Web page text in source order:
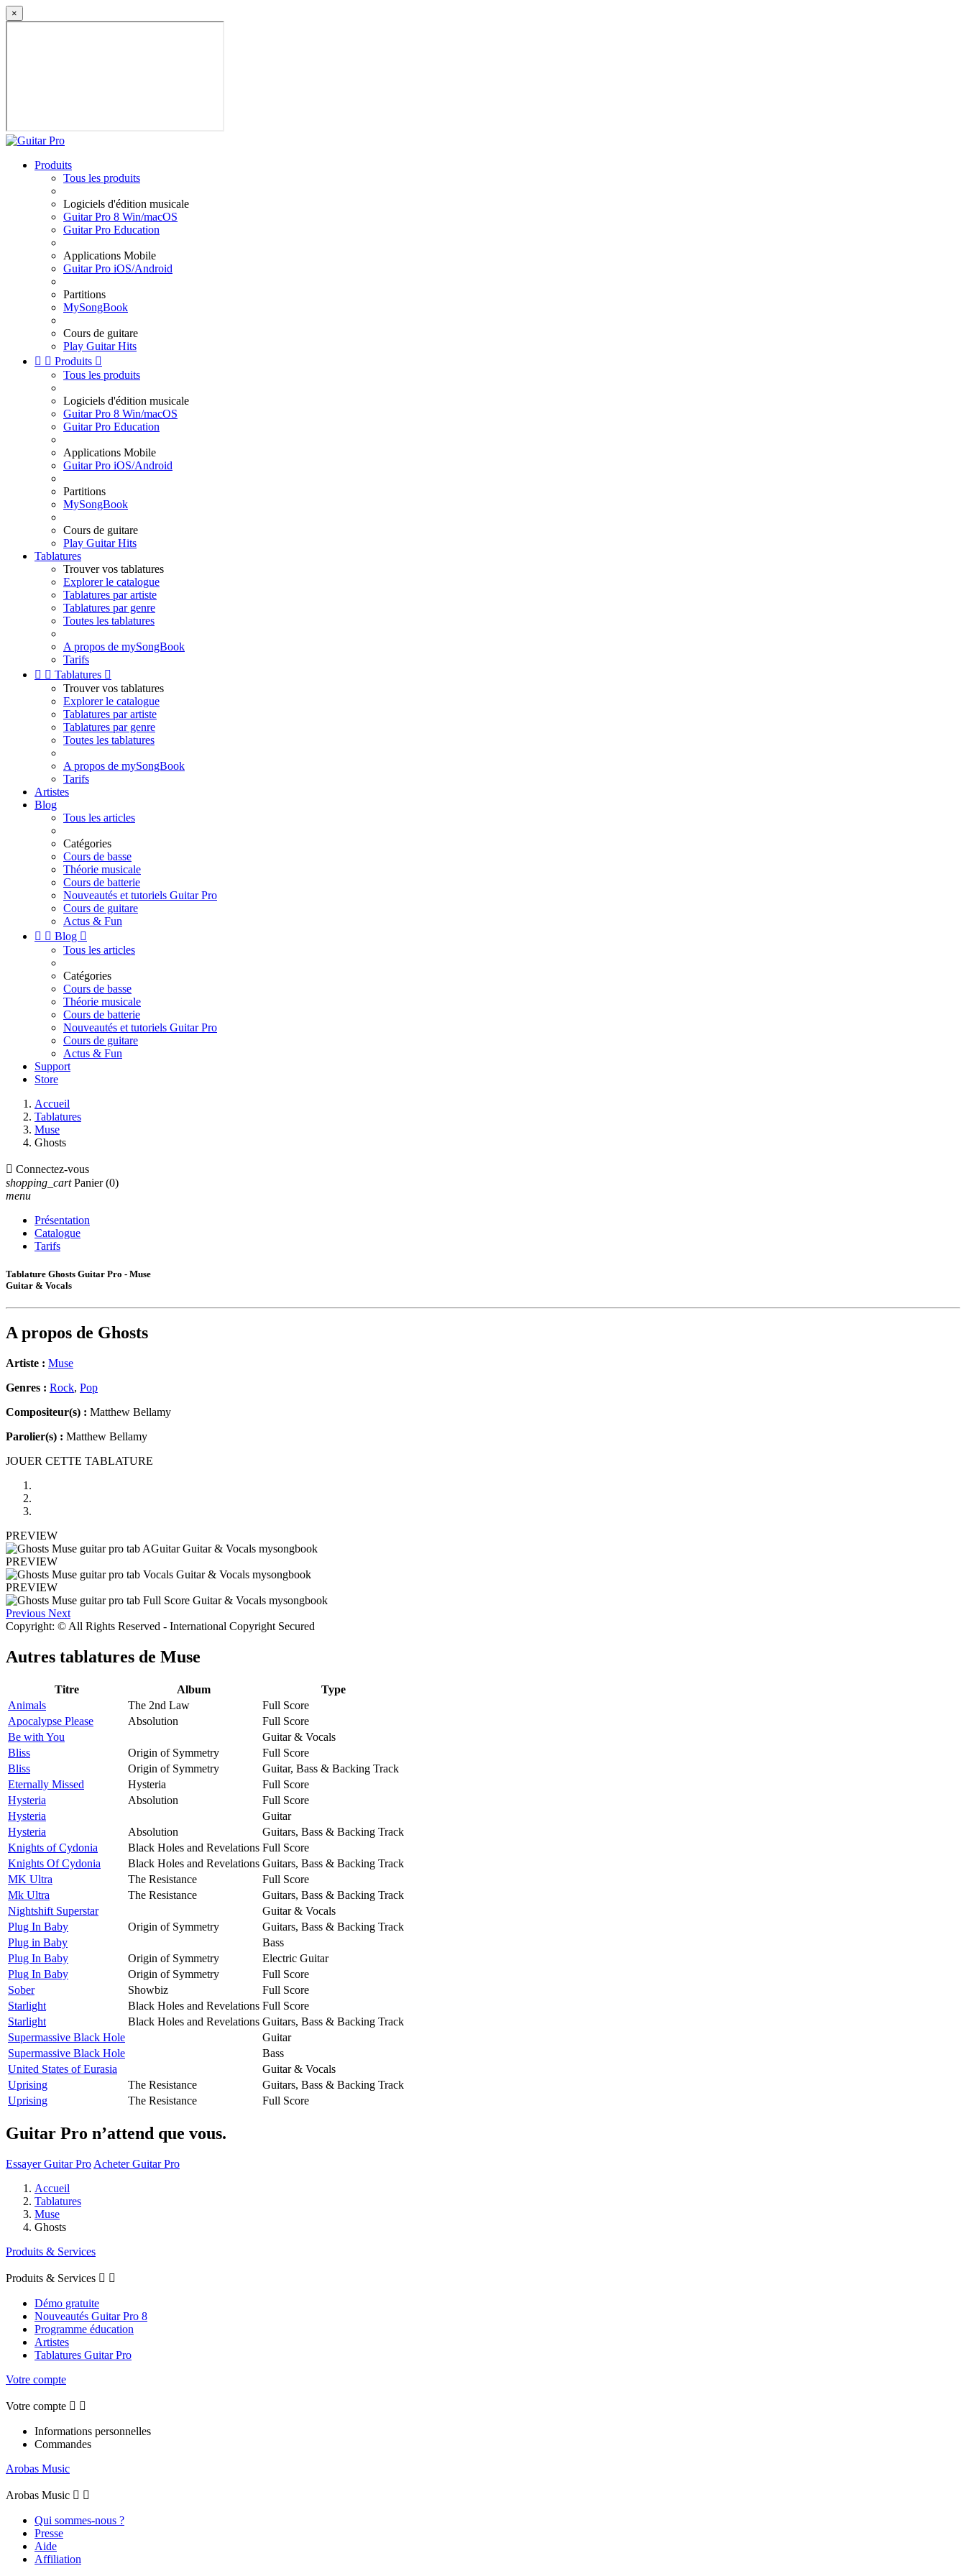
×
Produits
Tous les produits
Logiciels d'édition musicale
Guitar Pro 8 Win/macOS
Guitar Pro Education
Applications Mobile
Guitar Pro iOS/Android
Partitions
MySongBook
Cours de guitare
Play Guitar Hits
  Produits 
Tous les produits
Logiciels d'édition musicale
Guitar Pro 8 Win/macOS
Guitar Pro Education
Applications Mobile
Guitar Pro iOS/Android
Partitions
MySongBook
Cours de guitare
Play Guitar Hits
Tablatures
Trouver vos tablatures
Explorer le catalogue
Tablatures par artiste
Tablatures par genre
Toutes les tablatures
A propos de mySongBook
Tarifs
  Tablatures 
Trouver vos tablatures
Explorer le catalogue
Tablatures par artiste
Tablatures par genre
Toutes les tablatures
A propos de mySongBook
Tarifs
Artistes
Blog
Tous les articles
Catégories
Cours de basse
Théorie musicale
Cours de batterie
Nouveautés et tutoriels Guitar Pro
Cours de guitare
Actus & Fun
  Blog 
Tous les articles
Catégories
Cours de basse
Théorie musicale
Cours de batterie
Nouveautés et tutoriels Guitar Pro
Cours de guitare
Actus & Fun
Support
Store
Accueil
Tablatures
Muse
Ghosts
 Connectez-vous
shopping_cart Panier (0)
menu
Présentation
Catalogue
Tarifs
Tablature Ghosts Guitar Pro - Muse
Guitar & Vocals
A propos de Ghosts
Artiste : Muse
Genres : Rock, Pop
Compositeur(s) : Matthew Bellamy
Parolier(s) : Matthew Bellamy
JOUER CETTE TABLATURE
PREVIEW
PREVIEW
PREVIEW
Previous Next
Copyright: © All Rights Reserved - International Copyright Secured
Autres tablatures de Muse
Titre Album
Type
Animals
The 2nd Law
Full Score
Apocalypse Please
Absolution
Full Score
Be with You
Guitar & Vocals
Bliss
Origin of Symmetry
Full Score
Bliss
Origin of Symmetry
Guitar, Bass & Backing Track
Eternally Missed
Hysteria
Full Score
Hysteria
Absolution
Full Score
Hysteria
Guitar
Hysteria
Absolution
Guitars, Bass & Backing Track
Knights of Cydonia
Black Holes and Revelations Full Score
Knights Of Cydonia
Black Holes and Revelations Guitars, Bass & Backing Track
MK Ultra
The Resistance
Full Score
Mk Ultra
The Resistance
Guitars, Bass & Backing Track
Nightshift Superstar
Guitar & Vocals
Plug In Baby
Origin of Symmetry
Guitars, Bass & Backing Track
Plug in Baby
Bass
Plug In Baby
Origin of Symmetry
Electric Guitar
Plug In Baby
Origin of Symmetry
Full Score
Sober
Showbiz
Full Score
Starlight
Black Holes and Revelations Full Score
Starlight
Black Holes and Revelations Guitars, Bass & Backing Track
Supermassive Black Hole
Guitar
Supermassive Black Hole
Bass
United States of Eurasia
Guitar & Vocals
Uprising
The Resistance
Guitars, Bass & Backing Track
Uprising
The Resistance Full Score
Guitar Pro n’attend que vous.
Essayer Guitar Pro Acheter Guitar Pro
Accueil
Tablatures
Muse
Ghosts
Produits & Services
Produits & Services  
Démo gratuite
Nouveautés Guitar Pro 8
Programme éducation
Artistes
Tablatures Guitar Pro
Votre compte
Votre compte  
Informations personnelles
Commandes
Arobas Music
Arobas Music  
Qui sommes-nous ?
Presse
Aide
Affiliation